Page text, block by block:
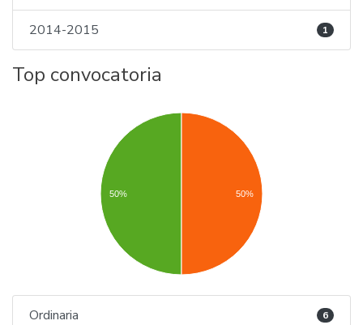
2014-2015 1
Top convocatoria
50% 50%
Ordinaria 6